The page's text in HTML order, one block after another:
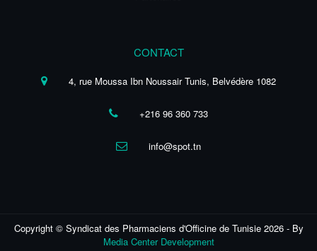
CONTACT
4, rue Moussa Ibn Noussair Tunis, Belvédère 1082
+216 96 360 733
info@spot.tn
Copyright © Syndicat des Pharmaciens d'Officine de Tunisie 2026 - By
Media Center Development